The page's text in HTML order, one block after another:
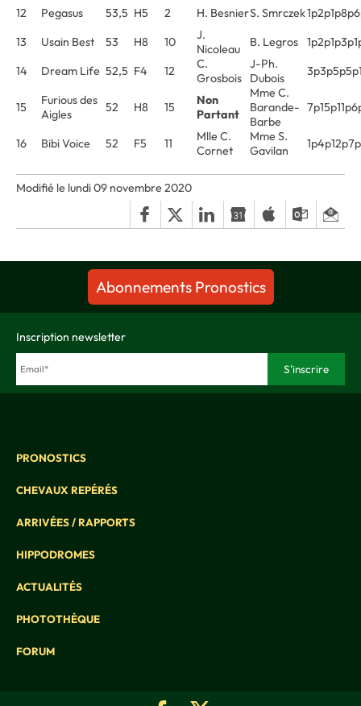
12
Pegasus 53,5 H5 2 H. BesnierS. Smrczek
13
Usain Best 53 H8 10
J.
Nicoleau
B. Legros
14
Dream Life 52,5 F4 12
C.
Grosbois
J-Ph.
Dubois
15
Furious des
Aigles
52 H8 15
Non
Partant
Mme C.
Barande-
Barbe
16 Bibi Voice 52 F5 11
Mlle C.
Cornet
Mme S.
Gavilan
Modifié le lundi 09 novembre 2020
Abonnements Pronostics
Inscription newsletter
PRONOSTICS
CHEVAUX REPÉRÉS
ARRIVÉES / RAPPORTS
HIPPODROMES
ACTUALITÉS
PHOTOTHÈQUE
FORUM